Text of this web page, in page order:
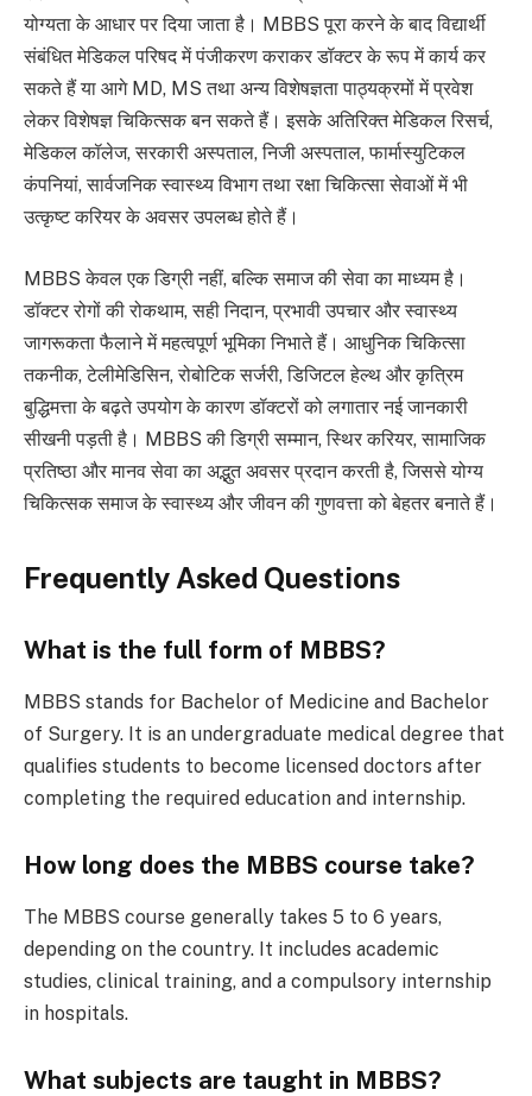
योग्यता के आधार पर दिया जाता है। MBBS पूरा करने के बाद विद्यार्थी
संबंधित मेडिकल परिषद में पंजीकरण कराकर डॉक्टर के रूप में कार्य कर
सकते हैं या आगे MD, MS तथा अन्य विशेषज्ञता पाठ्यक्रमों में प्रवेश
लेकर विशेषज्ञ चिकित्सक बन सकते हैं। इसके अतिरिक्त मेडिकल रिसर्च,
मेडिकल कॉलेज, सरकारी अस्पताल, निजी अस्पताल, फार्मास्युटिकल
कंपनियां, सार्वजनिक स्वास्थ्य विभाग तथा रक्षा चिकित्सा सेवाओं में भी
उत्कृष्ट करियर के अवसर उपलब्ध होते हैं।
MBBS केवल एक डिग्री नहीं, बल्कि समाज की सेवा का माध्यम है।
डॉक्टर रोगों की रोकथाम, सही निदान, प्रभावी उपचार और स्वास्थ्य
जागरूकता फैलाने में महत्वपूर्ण भूमिका निभाते हैं। आधुनिक चिकित्सा
तकनीक, टेलीमेडिसिन, रोबोटिक सर्जरी, डिजिटल हेल्थ और कृत्रिम
बुद्धिमत्ता के बढ़ते उपयोग के कारण डॉक्टरों को लगातार नई जानकारी
सीखनी पड़ती है। MBBS की डिग्री सम्मान, स्थिर करियर, सामाजिक
प्रतिष्ठा और मानव सेवा का अद्भुत अवसर प्रदान करती है, जिससे योग्य
चिकित्सक समाज के स्वास्थ्य और जीवन की गुणवत्ता को बेहतर बनाते हैं।
Frequently Asked Questions
What is the full form of MBBS?
MBBS stands for Bachelor of Medicine and Bachelor
of Surgery. It is an undergraduate medical degree that
qualifies students to become licensed doctors after
completing the required education and internship.
How long does the MBBS course take?
The MBBS course generally takes 5 to 6 years,
depending on the country. It includes academic
studies, clinical training, and a compulsory internship
in hospitals.
What subjects are taught in MBBS?